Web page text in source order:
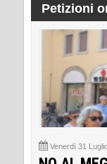
Petizioni
Venerdì 31